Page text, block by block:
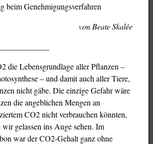
beim Genehmigungsverfahren
von Beate Skalée
die Lebensgrundlage aller Pflanzen –
– und damit auch aller Tiere,
nicht gäbe. Die einzige Gefahr wäre
die angeblichen Mengen an
CO2 nicht verbrauchen könnten,
gelassen ins Auge sehen. Im
war der CO2-Gehalt ganz ohne